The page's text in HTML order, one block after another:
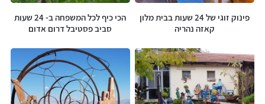
פינוק זוגי של 24 שעות בבית מלון
קאזה נהריה
הכי כיף לכל המשפחה ב- 24 שעות
סביב פסטיבל דרום אדום